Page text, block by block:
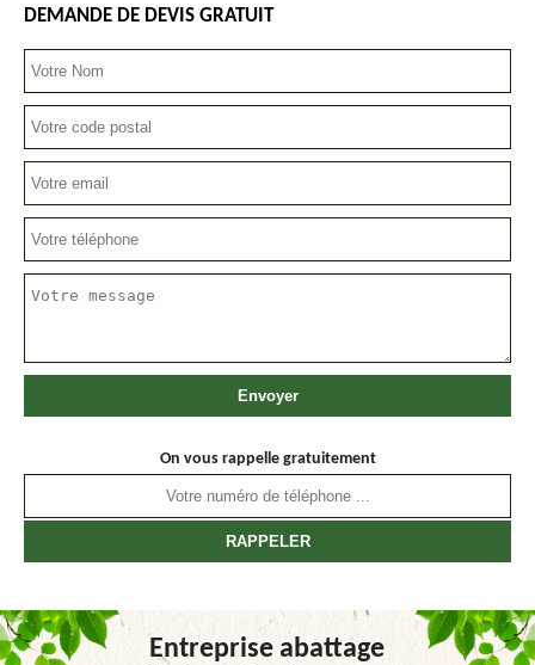
DEMANDE DE DEVIS GRATUIT
On vous rappelle gratuitement
Entreprise abattage